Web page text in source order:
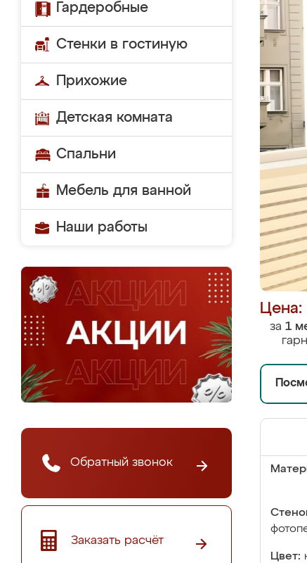
Гардеробные
Стенки в гостиную
Прихожие
Детская комната
Спальни
Мебель для ванной
Наши работы
Обратный звонок
Заказать расчёт
за 1
Цвет: